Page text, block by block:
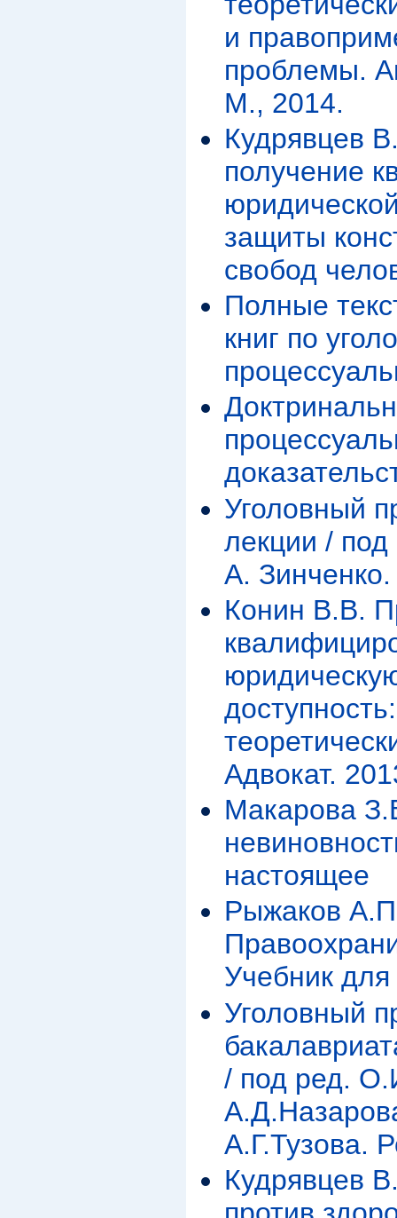
и
проблемы.
М., 2014.
Кудрявцев
получение
защиты
свобод
Полные
книг по
Уголовный
лекции /
А.
Конин В.В.
Адвокат.
Макарова
настоящее
Рыжаков
Учебник
Уголовный
/ под ред.
А.Г.Тузова.
Кудрявцев